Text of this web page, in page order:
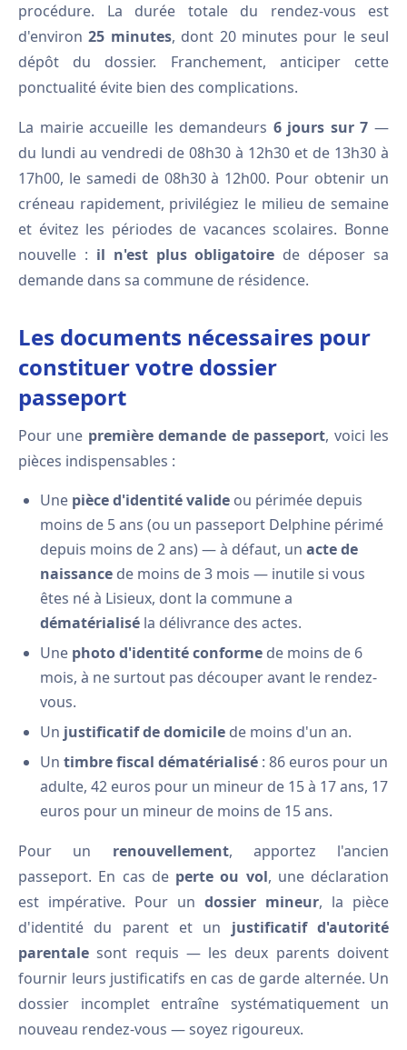
procédure. La durée totale du rendez-vous est
d'environ25 minutes, dont 20 minutes pour le seul
dépôt du dossier. Franchement, anticiper cette
ponctualité évite bien des complications.
La mairie accueille les demandeurs 6 jours sur 7 —
du lundi au vendredi de 08h30 à 12h30 et de 13h30 à
17h00, le samedi de 08h30 à 12h00. Pour obtenir un
créneau rapidement, privilégiez le milieu de semaine
et évitez les périodes de vacances scolaires. Bonne
nouvelle : il n'est plus obligatoire de déposer sa
demande dans sa commune de résidence.
Les documents nécessaires pour
constituer votre dossier
passeport
Pour une première demande de passeport, voici les
pièces indispensables :
Une pièce d'identité valide ou périmée depuis
moins de 5 ans (ou un passeport Delphine périmé
depuis moins de 2 ans) — à défaut, un acte de
naissance de moins de 3 mois — inutile si vous
êtes né à Lisieux, dont la commune a
dématérialisé la délivrance des actes.
Une photo d'identité conforme de moins de 6
mois, à ne surtout pas découper avant le rendez-
vous.
Un justificatif de domicile de moins d'un an.
Un timbre fiscal dématérialisé : 86 euros pour un
adulte, 42 euros pour un mineur de 15 à 17 ans, 17
euros pour un mineur de moins de 15 ans.
Pour un renouvellement, apportez l'ancien
passeport. En cas de perte ou vol, une déclaration
est impérative. Pour un dossier mineur, la pièce
d'identité du parent et un justificatif d'autorité
parentale sont requis — les deux parents doivent
fournir leurs justificatifs en cas de garde alternée. Un
dossier incomplet entraîne systématiquement un
nouveau rendez-vous — soyez rigoureux.